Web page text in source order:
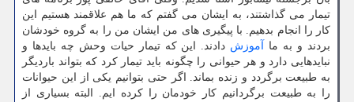
تیمار می گذاشتند، به ایشان می گفتم که ما هم علاقمند هستیم این
کار را انجام بدهیم. با پیگیری های من ایشان من را به گروه خودشان
بردند و به ما
آموزش دادند. این که تیمار حیات وحش چه بایدها و
نبایدهایی دارد و هر حیوانی را چگونه باید تیمار کرد که بتواند باردیگر
به طبیعت برگردد و زنده بماند. اگر حتی بتوانیم یکی از این حیوانات
را به طبیعت برگردانیم کار خودمان را کرده ایم. البته بسیاری از